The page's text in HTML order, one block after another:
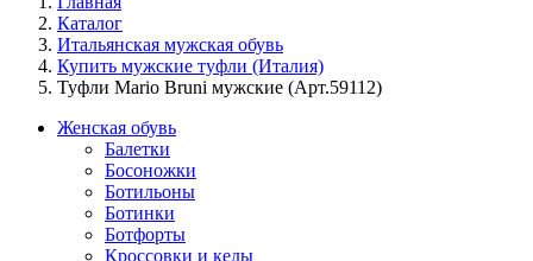
Каталог
Итальянская мужская обувь
Купить мужские туфли (Италия)
Туфли Mario Bruni мужские (Арт.59112)
Женская обувь
Балетки
Босоножки
Ботильоны
Ботинки
Ботфорты
Кроссовки и кеды